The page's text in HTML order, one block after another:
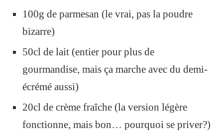
100g de parmesan (le vrai, pas la poudre
bizarre)
50cl de lait (entier pour plus de
gourmandise, mais ça marche avec du demi-
écrémé aussi)
20cl de crème fraîche (la version légère
fonctionne, mais bon… pourquoi se priver?)